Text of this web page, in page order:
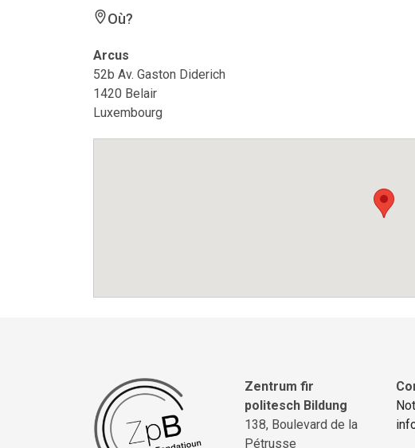
Où?
Arcus
52b Av. Gaston Diderich
1420 Belair
Luxembourg
Zentrum fir
politesch Bildung
138, Boulevard de la
Pétrusse